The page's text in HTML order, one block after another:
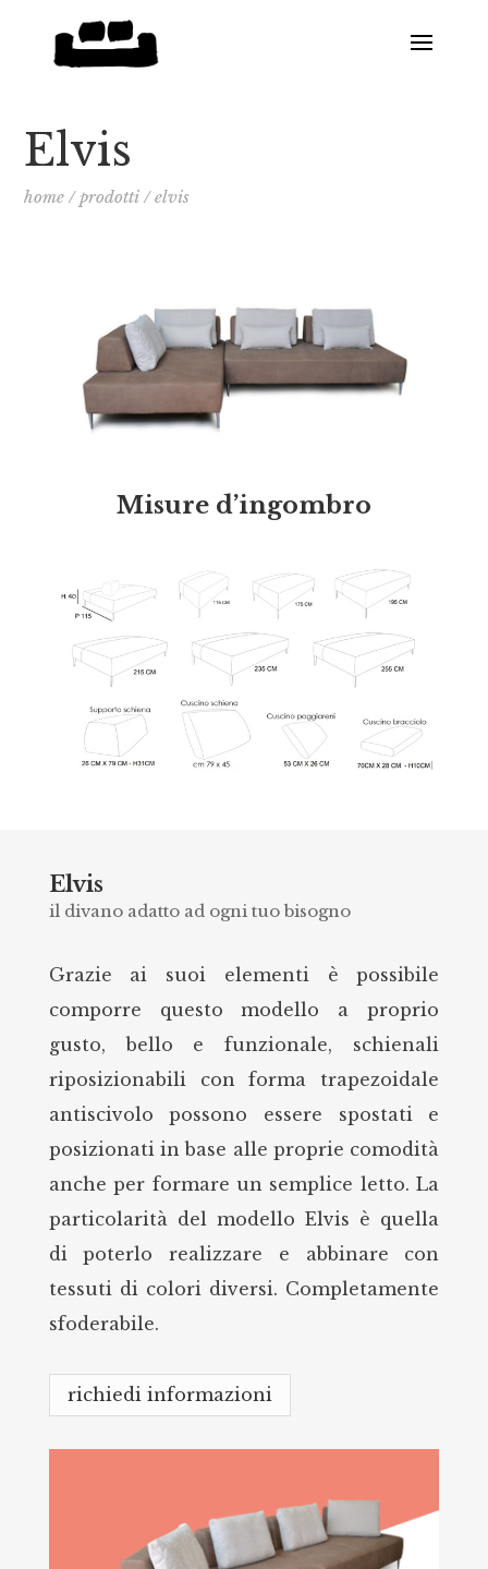
Elvis
home /prodotti /elvis
Misure d’ingombro
Elvis
il divano adatto ad ogni tuo bisogno
Grazie ai suoi elementi è possibile
comporre questo modello a proprio
gusto, bello e funzionale, schienali
riposizionabili con forma trapezoidale
antiscivolo possono essere spostati e
posizionati in base alle proprie comodità
anche per formare un semplice letto. La
particolarità del modello Elvis è quella
di poterlo realizzare e abbinare con
tessuti di colori diversi. Completamente
sfoderabile.
richiedi informazioni